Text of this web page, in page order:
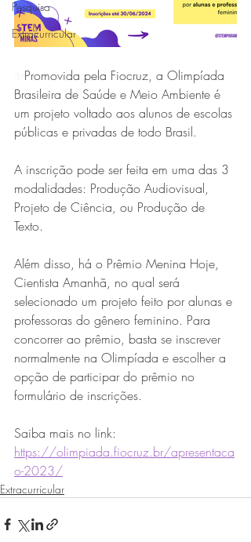
Pesquisa
Extracurricular
Promovida pela Fiocruz, a Olimpíada
Brasileira de Saúde e Meio Ambiente é
um projeto voltado aos alunos de escolas
públicas e privadas de todo Brasil.
A inscrição pode ser feita em uma das 3
modalidades: Produção Audiovisual,
Projeto de Ciência, ou Produção de
Texto.
Além disso, há o Prêmio Menina Hoje,
Cientista Amanhã, no qual será
selecionado um projeto feito por alunas e
professoras do gênero feminino. Para
concorrer ao prêmio, basta se inscrever
normalmente na Olimpíada e escolher a
opção de participar do prêmio no
formulário de inscrições.
Saiba mais no link:
https://olimpiada.fiocruz.br/apresentaca
o-2023/
Extracurricular